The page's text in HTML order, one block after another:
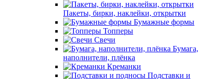
Пакеты, бирки, наклейки, открытки
Бумажные формы
Топперы
Свечи
Бумага,
наполнители, плёнка
Креманки
Подставки и